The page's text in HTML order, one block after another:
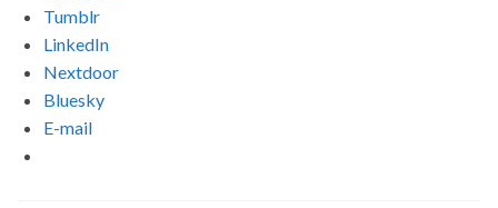
Tumblr
LinkedIn
Nextdoor
Bluesky
E-mail